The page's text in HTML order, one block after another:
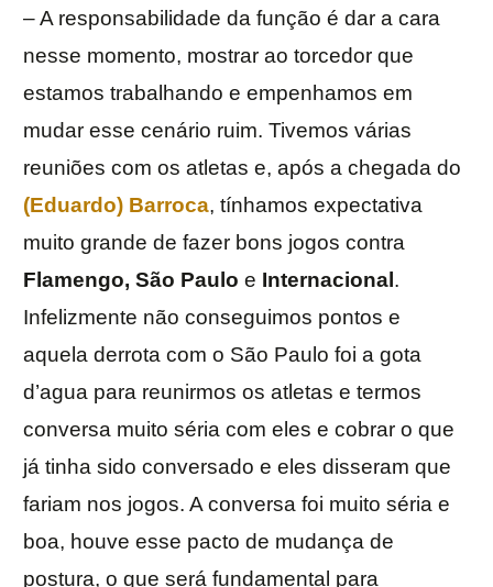
– A responsabilidade da função é dar a cara
nesse momento, mostrar ao torcedor que
estamos trabalhando e empenhamos em
mudar esse cenário ruim. Tivemos várias
reuniões com os atletas e, após a chegada do
(Eduardo) Barroca, tínhamos expectativa
muito grande de fazer bons jogos contra
Flamengo, São Paulo e Internacional .
Infelizmente não conseguimos pontos e
aquela derrota com o São Paulo foi a gota
d’agua para reunirmos os atletas e termos
conversa muito séria com eles e cobrar o que
já tinha sido conversado e eles disseram que
fariam nos jogos. A conversa foi muito séria e
boa, houve esse pacto de mudança de
postura, o que será fundamental para